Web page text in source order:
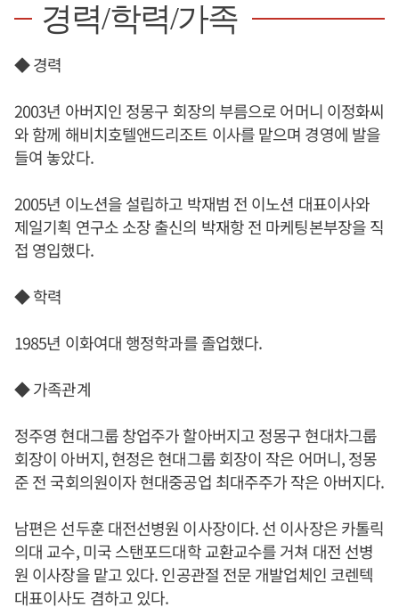
경력/학력/가족
◆ 경력
2003년 아버지인 정몽구 회장의 부름으로 어머니 이정화씨
와 함께 해비치호텔앤드리조트 이사를 맡으며 경영에 발을
들여 놓았다.
2005년 이노션을 설립하고 박재범 전 이노션 대표이사와
제일기획 연구소 소장 출신의 박재항 전 마케팅본부장을 직
접 영입했다.
◆ 학력
1985년 이화여대 행정학과를 졸업했다.
◆ 가족관계
정주영 현대그룹 창업주가 할아버지고 정몽구 현대차그룹
회장이 아버지, 현정은 현대그룹 회장이 작은 어머니, 정몽
준 전 국회의원이자 현대중공업 최대주주가 작은 아버지다.
남편은 선두훈 대전선병원 이사장이다. 선 이사장은 카톨릭
의대 교수, 미국 스탠포드대학 교환교수를 거쳐 대전 선병
원 이사장을 맡고 있다. 인공관절 전문 개발업체인 코렌텍
대표이사도 겸하고 있다.